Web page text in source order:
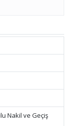
Nakil ve Geçiş